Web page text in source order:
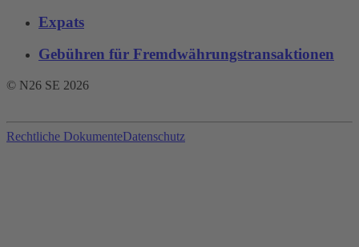
Expats
Gebühren für Fremdwährungstransaktionen‌
© N26 SE 2026
Rechtliche DokumenteDatenschutz